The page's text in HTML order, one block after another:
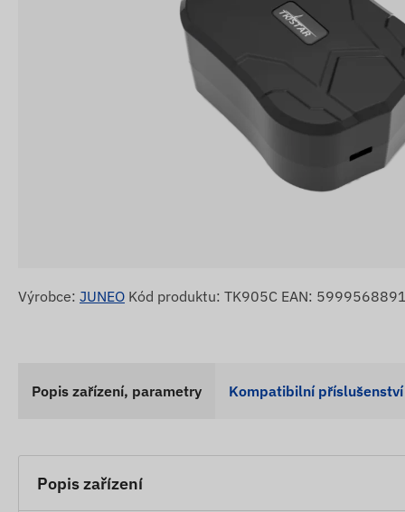
Výrobce: JUNEO Kód produktu: TK905C EAN:
Popis zařízení, parametry Kompatibilní příslušenství
Popis zařízení